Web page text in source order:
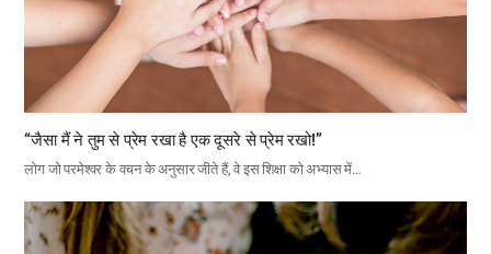
“जैसा मैं ने तुम से प्रेम रखा है एक दूसरे से प्रेम रखो!”
लोग जो परमेश्वर के वचन के अनुसार जीते हैं, वे इस शिक्षा को अभ्यास में…